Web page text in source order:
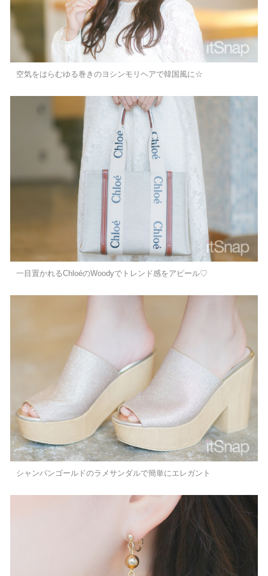
空気をはらむゆる巻きのヨシンモリヘアで韓国風に☆
一目置かれるChloéのWoodyでトレンド感をアピール♡
シャンパンゴールドのラメサンダルで簡単にエレガント